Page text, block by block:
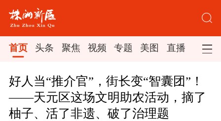
首页 头条 聚焦 视频 专题 美图 直播
好人当“推介官”，街长变“智囊团”！
——天元区这场文明助农活动，摘了
柚子、活了非遗、破了治理题